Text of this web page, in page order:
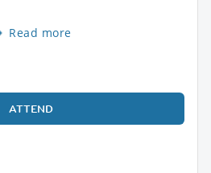
Read more
ATTEND